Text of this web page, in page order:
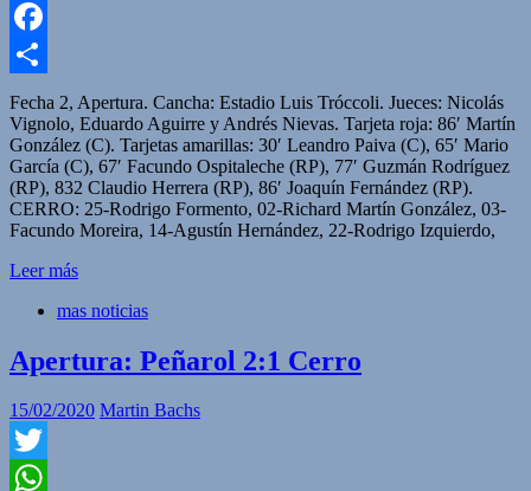
WhatsApp
Facebook
Compartir
Fecha 2, Apertura. Cancha: Estadio Luis Tróccoli. Jueces: Nicolás
Vignolo, Eduardo Aguirre y Andrés Nievas. Tarjeta roja: 86′ Martín
González (C). Tarjetas amarillas: 30′ Leandro Paiva (C), 65′ Mario
García (C), 67′ Facundo Ospitaleche (RP), 77′ Guzmán Rodríguez
(RP), 832 Claudio Herrera (RP), 86′ Joaquín Fernández (RP).
CERRO: 25-Rodrigo Formento, 02-Richard Martín González, 03-
Facundo Moreira, 14-Agustín Hernández, 22-Rodrigo Izquierdo,
Leer más
mas noticias
Apertura: Peñarol 2:1 Cerro
15/02/2020 Martin Bachs
Twitter